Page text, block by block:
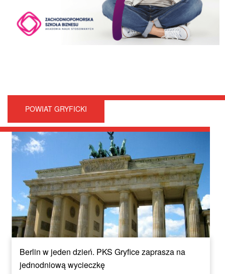
POWIAT GRYFICKI
Berlin w jeden dzień. PKS Gryfice zaprasza na
jednodniową wycieczkę